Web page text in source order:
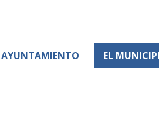
AYUNTAMIENTO EL